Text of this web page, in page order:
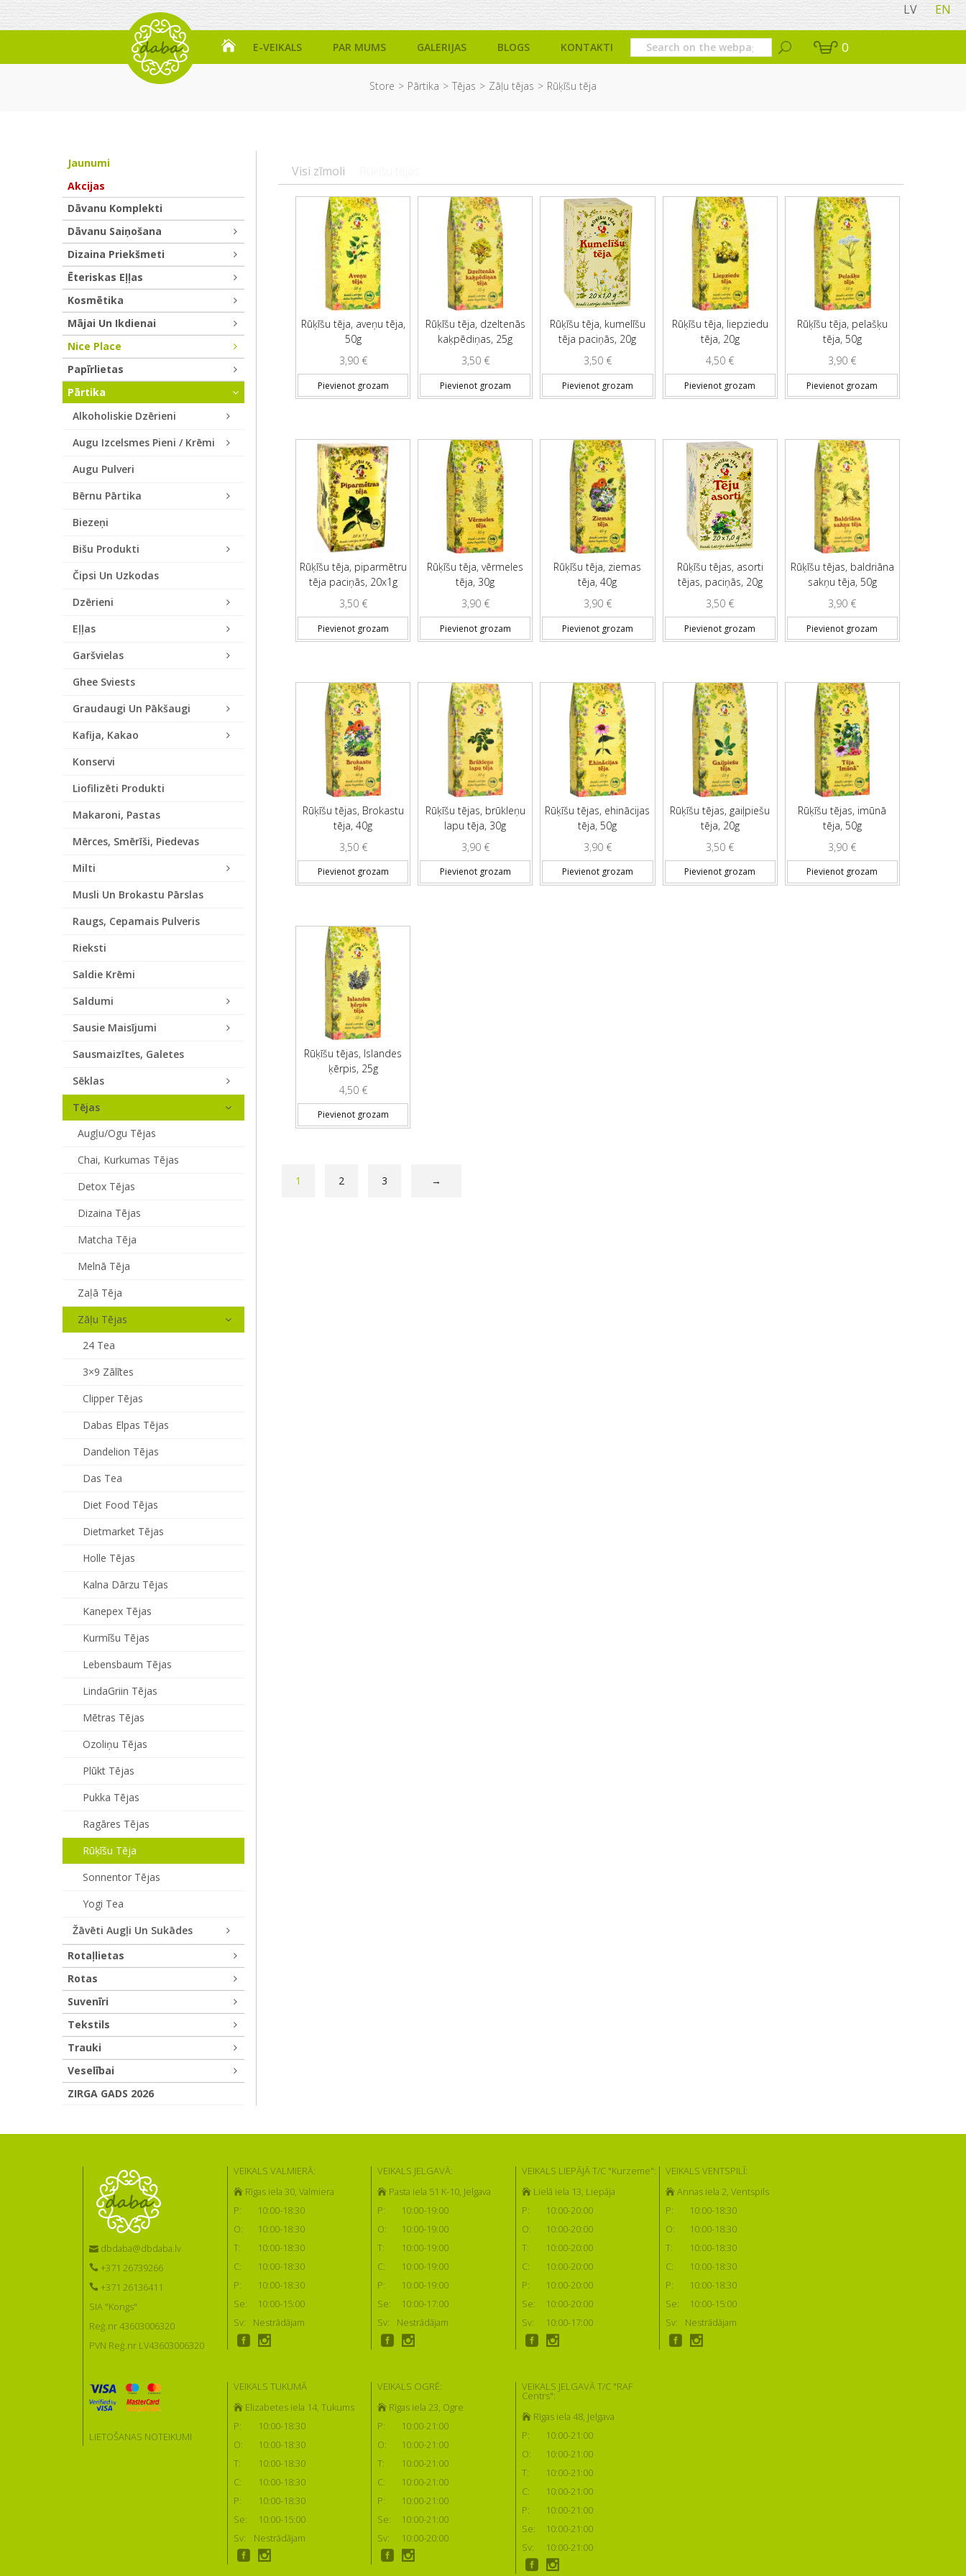
LV EN
E-VEIKALS PAR MUMS GALERIJAS BLOGS KONTAKTI 0
Store Pārtika Tējas Zāļu tējas Rūķīšu tēja
Visi zīmoli
Rūķīšu tēja, aveņu tēja,
50g
3,90 €
Pievienot grozam
Rūķīšu tēja, dzeltenās
kaķpēdiņas, 25g
3,50 €
Pievienot grozam
Rūķīšu tēja, kumelīšu
tēja paciņās, 20g
3,50 €
Pievienot grozam
Rūķīšu tēja, liepziedu
tēja, 20g
4,50 €
Pievienot grozam
Rūķīšu tēja, pelašķu
tēja, 50g
3,90 €
Pievienot grozam
Rūķīšu tēja, piparmētru
tēja paciņās, 20x1g
3,50 €
Pievienot grozam
Rūķīšu tēja, vērmeles
tēja, 30g
3,90 €
Pievienot grozam
Rūķīšu tēja, ziemas
tēja, 40g
3,90 €
Pievienot grozam
Rūķīšu tējas, asorti
tējas, paciņās, 20g
3,50 €
Pievienot grozam
Rūķīšu tējas, baldriāna
sakņu tēja, 50g
3,90 €
Pievienot grozam
Rūķīšu tējas, Brokastu
tēja, 40g
3,50 €
Pievienot grozam
Rūķīšu tējas, brūkleņu
lapu tēja, 30g
3,90 €
Pievienot grozam
Rūķīšu tējas, ehinācijas
tēja, 50g
3,90 €
Pievienot grozam
Rūķīšu tējas, gaiļpiešu
tēja, 20g
3,50 €
Pievienot grozam
Rūķīšu tējas, imūnā
tēja, 50g
3,90 €
Pievienot grozam
Rūķīšu tējas, Islandes
ķērpis, 25g
4,50 €
Pievienot grozam
1 2 3 →
Jaunumi
Akcijas
Dāvanu Komplekti
Dāvanu Saiņošana
Dizaina Priekšmeti
Ēteriskas Eļļas
Kosmētika
Mājai Un Ikdienai
Nice Place
Papīrlietas
Pārtika
Alkoholiskie Dzērieni
Augu Izcelsmes Pieni / Krēmi
Augu Pulveri
Bērnu Pārtika
Biezeņi
Bišu Produkti
Čipsi Un Uzkodas
Dzērieni
Eļļas
Garšvielas
Ghee Sviests
Graudaugi Un Pākšaugi
Kafija, Kakao
Konservi
Liofilizēti Produkti
Makaroni, Pastas
Mērces, Smērīši, Piedevas
Milti
Musli Un Brokastu Pārslas
Raugs, Cepamais Pulveris
Rieksti
Saldie Krēmi
Saldumi
Sausie Maisījumi
Sausmaizītes, Galetes
Sēklas
Tējas
Augļu/ogu Tējas
Chai, Kurkumas Tējas
Detox Tējas
Dizaina Tējas
Matcha Tēja
Melnā Tēja
Zaļā Tēja
Zāļu Tējas
24 Tea
3×9 Zālītes
Clipper Tējas
Dabas Elpas Tējas
Dandelion Tējas
Das Tea
Diet Food Tējas
Dietmarket Tējas
Holle Tējas
Kalna Dārzu Tējas
Kanepex Tējas
Kurmīšu Tējas
Lebensbaum Tējas
LindaGriin Tējas
Mētras Tējas
Ozoliņu Tējas
Plūkt Tējas
Pukka Tējas
Ragāres Tējas
Rūķīšu Tēja
Sonnentor Tējas
Yogi Tea
Žāvēti Augļi Un Sukādes
Rotaļlietas
Rotas
Suvenīri
Tekstils
Trauki
Veselībai
ZIRGA GADS 2026
dbdaba@dbdaba.lv
+371 26739266
+371 26136411
SIA "Kongs"
Reģ.nr 43603006320
PVN Reģ.nr LV43603006320
LIETOŠANAS NOTEIKUMI
VEIKALS VALMIERĀ:
Rīgas iela 30, Valmiera
P:
10:00-18:30
O:
10:00-18:30
T:
10:00-18:30
C:
10:00-18:30
P:
10:00-18:30
Se:
10:00-15:00
Sv:
Nestrādājam
VEIKALS JELGAVĀ:
Pasta iela 51 K-10, Jelgava
P:
10:00-19:00
O:
10:00-19:00
T:
10:00-19:00
C:
10:00-19:00
P:
10:00-19:00
Se:
10:00-17:00
Sv:
Nestrādājam
VEIKALS LIEPĀJĀ T/C "Kurzeme":
Lielā iela 13, Liepāja
P:
10:00-20:00
O:
10:00-20:00
T:
10:00-20:00
C:
10:00-20:00
P:
10:00-20:00
Se:
10:00-20:00
Sv:
10:00-17:00
VEIKALS VENTSPILĪ:
Annas iela 2, Ventspils
P:
10:00-18:30
O:
10:00-18:30
T:
10:00-18:30
C:
10:00-18:30
P:
10:00-18:30
Se:
10:00-15:00
Sv:
Nestrādājam
VEIKALS TUKUMĀ
Elizabetes iela 14, Tukums
P:
10:00-18:30
O:
10:00-18:30
T:
10:00-18:30
C:
10:00-18:30
P:
10:00-18:30
Se:
10:00-15:00
Sv:
Nestrādājam
VEIKALS OGRĒ:
Rīgas iela 23, Ogre
P:
10:00-21:00
O:
10:00-21:00
T:
10:00-21:00
C:
10:00-21:00
P:
10:00-21:00
Se:
10:00-21:00
Sv:
10:00-20:00
VEIKALS JELGAVĀ T/C "RAF
Centrs":
Rīgas iela 48, Jelgava
P:
10:00-21:00
O:
10:00-21:00
T:
10:00-21:00
C:
10:00-21:00
P:
10:00-21:00
Se:
10:00-21:00
Sv:
10:00-21:00